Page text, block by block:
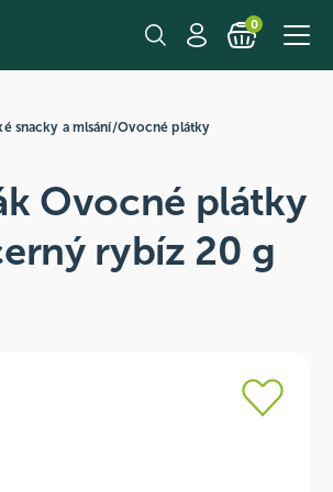
0
snacky a mlsání/Ovocné plátky
Ovocné plátky
rybíz 20 g